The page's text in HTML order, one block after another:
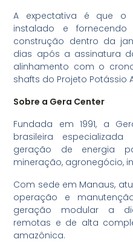
A expectativa é que o
instalado e
construção dentro da
dias após a assinatura
alinhamento com o
shafts do Projeto Potássio
Sobre a Gera Center
Fundada em 1991, a
brasileira
geração de energia
mineração, agronegócio,
Com sede em Manaus,
operação e
geração modular a
remotas e de alta
amazônica.